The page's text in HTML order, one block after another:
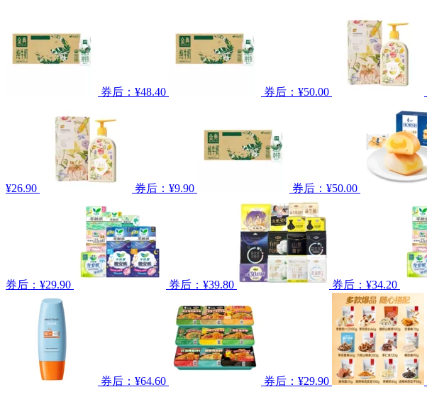
券后：¥48.40 券后：¥50.00
¥26.90 券后：¥9.90 券后：¥50.00
券后：¥29.90 券后：¥39.80 券后：¥34.20
券后：¥64.60 券后：¥29.90